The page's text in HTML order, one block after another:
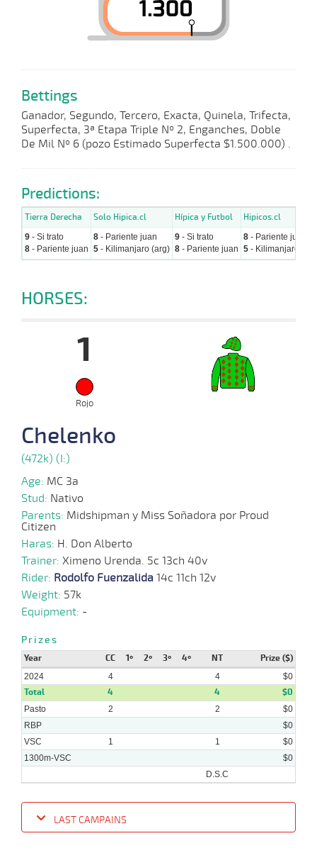
Bettings
Ganador, Segundo, Tercero, Exacta, Quinela, Trifecta,
Superfecta, 3ª Etapa Triple Nº 2, Enganches, Doble
De Mil Nº 6 (pozo Estimado Superfecta $1.500.000) .
Predictions:
Tierra Derecha Solo Hipica.cl Hípica y Futbol Hipicos.cl
9 - Si trato
8 - Pariente juan
8 - Pariente juan
5 - Kilimanjaro (arg)
9 - Si trato
8 - Pariente juan
8 - Pariente juan
5 - Kilimanjaro
HORSES:
1
Rojo
Chelenko
(472k) (I:)
Age: MC 3a
Stud: Nativo
Parents: Midshipman y Miss Soñadora por Proud
Citizen
Haras: H. Don Alberto
Trainer: Ximeno Urenda. 5c 13ch 40v
Rider: Rodolfo Fuenzalida 14c 11ch 12v
Weight: 57k
Equipment: -
Prizes
Year CC 1º 2º 3º 4º NT Prize ($)
2024 4 4 $0
Total 4 4 $0
Pasto 2 2
$0
RBP
$0
VSC
1 1
$0
1300m-VSC
$0
D.S.C
LAST CAMPAINS